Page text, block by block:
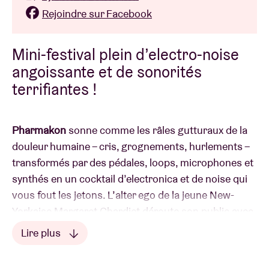
Mini-festival plein d’electro-noise
angoissante et de sonorités
terrifiantes !
Pharmakon sonne comme les râles gutturaux de la
douleur humaine – cris, grognements, hurlements –
transformés par des pédales, loops, microphones et
synthés en un cocktail d’electronica et de noise qui
vous fout les jetons. L’alter ego de la jeune New-
Yorkaise Margaret Chardiet déroute son public avec
un spectacle envoûtant, à la croisée de l’art
Lire plus
Rejoindre sur Facebook